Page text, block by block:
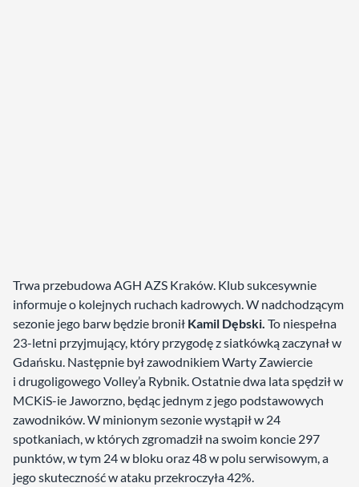
Trwa przebudowa AGH AZS Kraków. Klub sukcesywnie
informuje o kolejnych ruchach kadrowych. W nadchodzącym
sezonie jego barw będzie bronił Kamil Dębski. To niespełna
23-letni przyjmujący, który przygodę z siatkówką zaczynał w
Gdańsku. Następnie był zawodnikiem Warty Zawiercie
i drugoligowego Volley’a Rybnik. Ostatnie dwa lata spędził w
MCKiS-ie Jaworzno, będąc jednym z jego podstawowych
zawodników. W minionym sezonie wystąpił w 24
spotkaniach, w których zgromadził na swoim koncie 297
punktów, w tym 24 w bloku oraz 48 w polu serwisowym, a
jego skuteczność w ataku przekroczyła 42%.